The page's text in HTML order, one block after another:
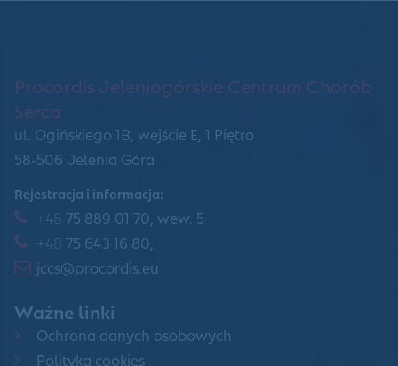
Procordis Jeleniogórskie Centrum Chorób
Serca
ul. Ogińskiego 1B, wejście E, 1 Piętro
58-506 Jelenia Góra
Rejestracja i informacja:
+48 75 889 01 70, wew. 5
+48 75 643 16 80,
jccs@procordis.eu
Ważne linki
Ochrona danych osobowych
Polityka cookies